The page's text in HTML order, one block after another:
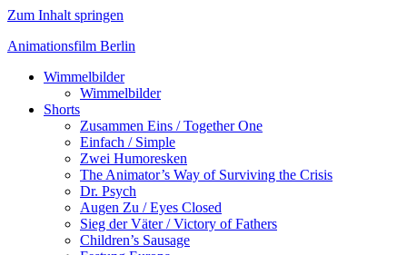
Zum Inhalt springen
Animationsfilm Berlin
Wimmelbilder
Wimmelbilder
Shorts
Zusammen Eins / Together One
Einfach / Simple
Zwei Humoresken
The Animator’s Way of Surviving the Crisis
Dr. Psych
Augen Zu / Eyes Closed
Sieg der Väter / Victory of Fathers
Children’s Sausage